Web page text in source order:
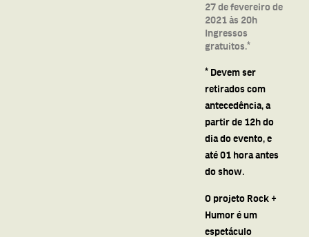
27 de fevereiro de
2021 às 20h
Ingressos
gratuitos.*
* Devem ser
retirados com
antecedência, a
partir de 12h do
dia do evento, e
até 01 hora antes
do show.
O projeto Rock +
Humor é um
espetáculo